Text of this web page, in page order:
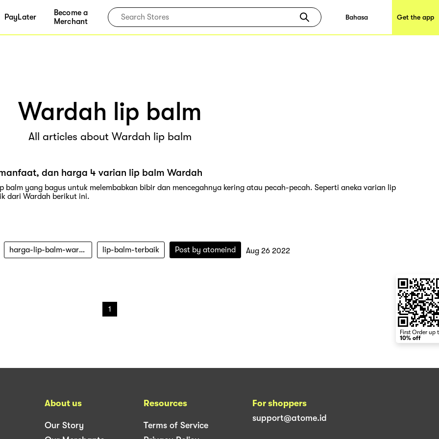
PayLater
Become a
Merchant
Bahasa Get the app
Wardah lip balm
All articles about Wardah lip balm
dan harga 4 varian lip balm Wardah
balm yang bagus untuk melembabkan bibir dan mencegahnya kering atau pecah-pecah. Seperti aneka varian lip
dari Wardah berikut ini.
harga-lip-balm-wardah lip-balm-terbaik Post by atomeind Aug 26 2022
1
First Order up
10% off
About us
Our Story
Resources
Terms of Service
For shoppers
support@atome.id